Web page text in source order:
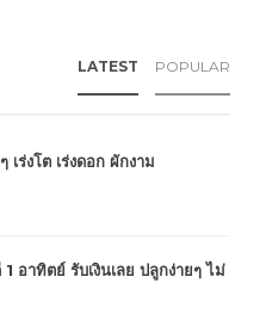
LATEST POPULAR
เร่งโต เร่งดอก ผักงาม
อาทิตย์ รับเงินเลย ปลูกง่ายๆ ไม่